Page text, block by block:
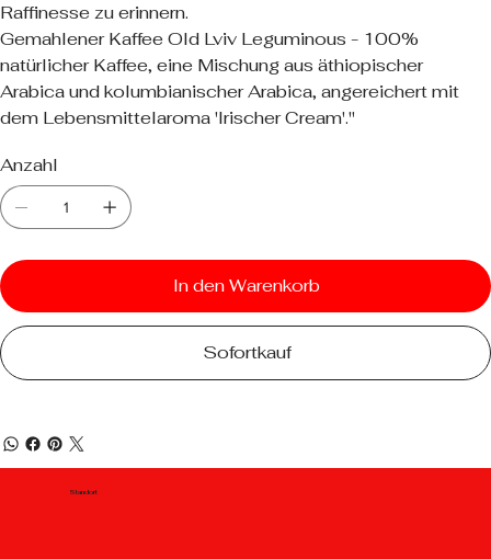
Raffinesse zu erinnern.
Gemahlener Kaffee Old Lviv Leguminous - 100%
natürlicher Kaffee, eine Mischung aus äthiopischer
Arabica und kolumbianischer Arabica, angereichert mit
dem Lebensmittelaroma 'Irischer Cream'."
Anzahl
In den Warenkorb
Sofortkauf
Standort